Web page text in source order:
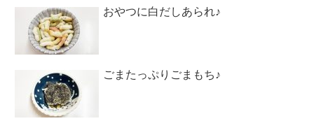
おやつに白だしあられ♪
ごまたっぷりごまもち♪